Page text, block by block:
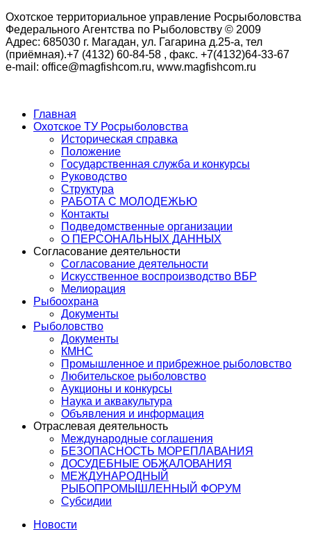
Охотское территориальное управление Росрыболовства
Федерального Агентства по Рыболовству © 2009
Адрес: 685030 г. Магадан, ул. Гагарина д.25-а, тел
(приёмная).+7 (4132) 60-84-58 , факс. +7(4132)64-33-67
e-mail: office@magfishcom.ru, www.magfishcom.ru
Главная
Охотское ТУ Росрыболовства
Историческая справка
Положение
Государственная служба и конкурсы
Руководство
Структура
РАБОТА С МОЛОДЕЖЬЮ
Контакты
Подведомственные организации
О ПЕРСОНАЛЬНЫХ ДАННЫХ
Согласование деятельности
Согласование деятельности
Искусственное воспроизводство ВБР
Мелиорация
Рыбоохрана
Документы
Рыболовство
Документы
КМНС
Промышленное и прибрежное рыболовство
Любительское рыболовство
Аукционы и конкурсы
Наука и аквакультура
Объявления и информация
Отраслевая деятельность
Международные соглашения
БЕЗОПАСНОСТЬ МОРЕПЛАВАНИЯ
ДОСУДЕБНЫЕ ОБЖАЛОВАНИЯ
МЕЖДУНАРОДНЫЙ
РЫБОПРОМЫШЛЕННЫЙ ФОРУМ
Субсидии
Новости